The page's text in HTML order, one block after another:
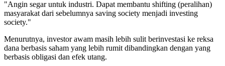
"Angin segar untuk industri. Dapat membantu shifting (peralihan)
masyarakat dari sebelumnya saving society menjadi investing
society."
Menurutnya, investor awam masih lebih sulit berinvestasi ke reksa
dana berbasis saham yang lebih rumit dibandingkan dengan yang
berbasis obligasi dan efek utang.